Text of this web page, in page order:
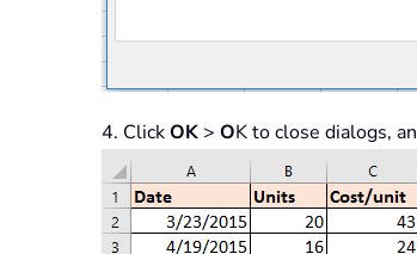
4. ClickOK > OK to close dialogs,